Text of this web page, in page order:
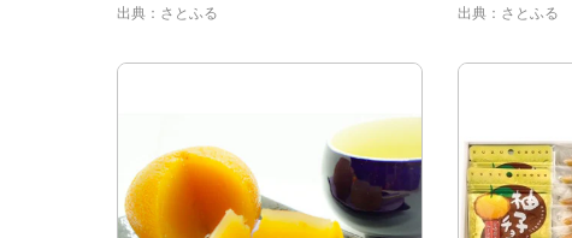
出典：さとふる 出典：さとふる